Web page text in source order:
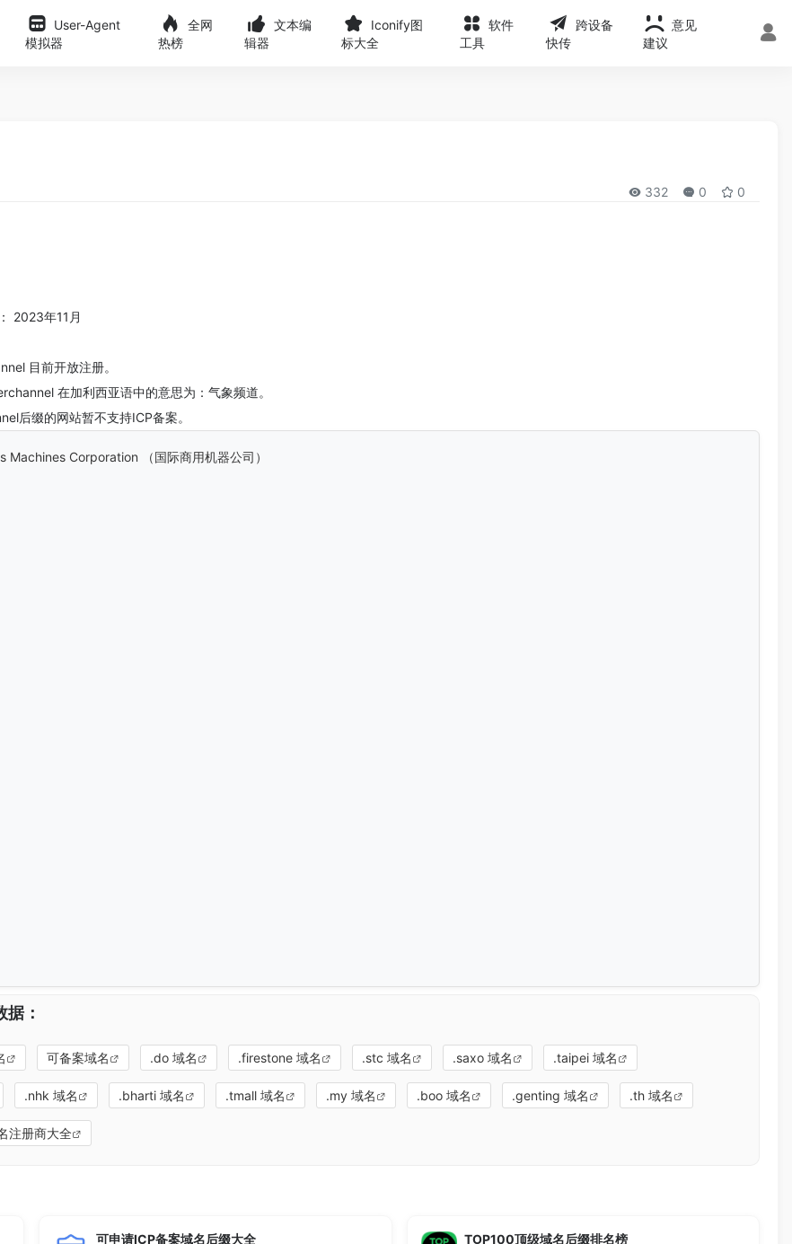
User-Agent
模拟器
全网
热榜
文本编
辑器
Iconify图
标大全
软件
工具
跨设备
快传
意见
建议
332 0 0
2023年11月
目前开放注册。
在加利西亚语中的意思为：气象频道。
后缀的网站暂不支持ICP备案。
Corporation （国际商用机器公司）
：
可备案域名 .do 域名 .firestone 域名 .stc 域名 .saxo 域名 .taipei 域名
.nhk 域名 .bharti 域名 .tmall 域名 .my 域名 .boo 域名 .genting 域名 .th 域名
注册商大全
可申请ICP备案域名后缀大全 TOP100顶级域名后缀排名榜